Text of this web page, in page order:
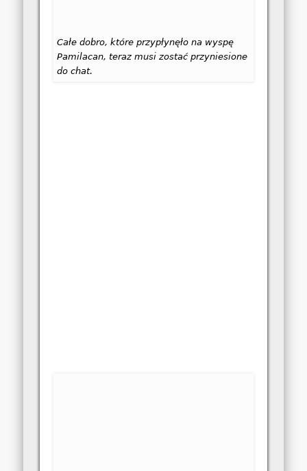
Całe dobro, które przypłynęło na wyspę
Pamilacan, teraz musi zostać przyniesione
do chat.